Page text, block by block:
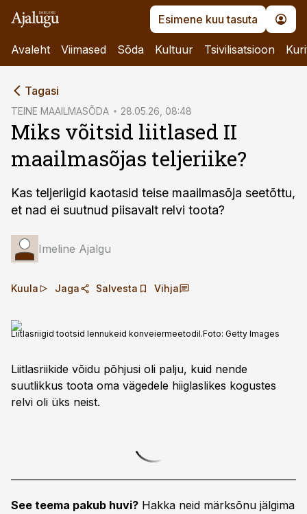
Esimene kuu tasuta
Avaleht Viimased Sõda Kultuur Tsivilisatsioon
Tagasi
TEINE MAAILMASÕDA 28.05.26, 08:48
Miks võitsid liitlased II
maailmasõjas teljeriike?
Kas teljeriigid kaotasid teise maailmasõja seetõttu,
et nad ei suutnud piisavalt relvi toota?
Imeline Ajalgu
Kuula Jaga Salvesta Vihja
Liitlasriigid tootsid lennukeid konveiermeetodil.Foto: Getty Images
Liitlasriikide võidu põhjusi oli palju, kuid nende
suutlikkus toota oma vägedele hiiglaslikes kogustes
relvi oli üks neist.
See teema pakub huvi? Hakka neid märksõnu jälgima